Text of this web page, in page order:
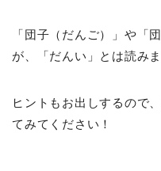
「団子（だんご）」や「
が、「だんい」とは読みま
ヒントもお出しするので
てみてください！